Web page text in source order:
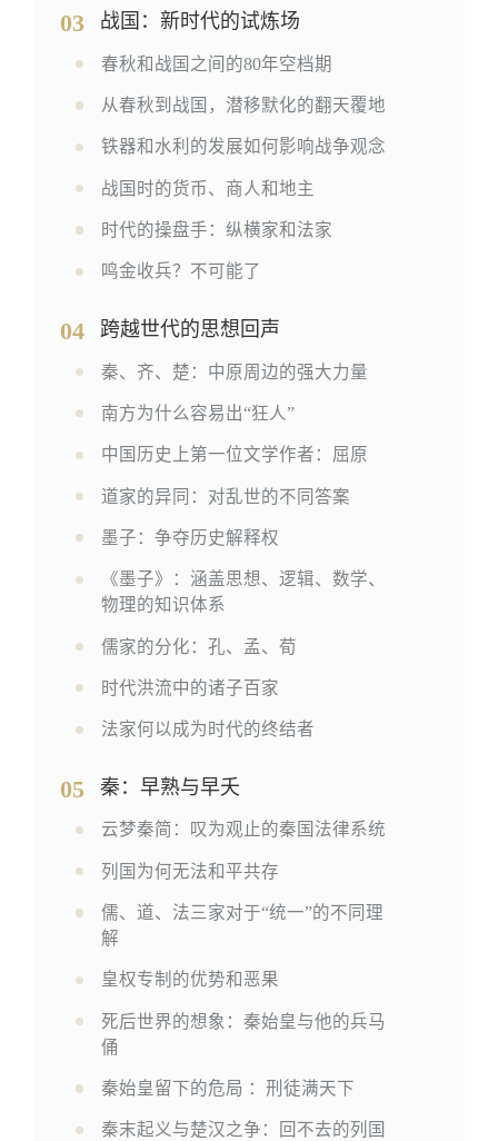
03 战国：新时代的试炼场
春秋和战国之间的80年空档期
从春秋到战国，潜移默化的翻天覆地
铁器和水利的发展如何影响战争观念
战国时的货币、商人和地主
时代的操盘手：纵横家和法家
鸣金收兵？不可能了
04 跨越世代的思想回声
秦、齐、楚：中原周边的强大力量
南方为什么容易出“狂人”
中国历史上第一位文学作者：屈原
道家的异同：对乱世的不同答案
墨子：争夺历史解释权
《墨子》：涵盖思想、逻辑、数学、
物理的知识体系
儒家的分化：孔、孟、荀
时代洪流中的诸子百家
法家何以成为时代的终结者
05 秦：早熟与早夭
云梦秦简：叹为观止的秦国法律系统
列国为何无法和平共存
儒、道、法三家对于“统一”的不同理
解
皇权专制的优势和恶果
死后世界的想象：秦始皇与他的兵马
俑
秦始皇留下的危局 ：刑徒满天下
秦末起义与楚汉之争：回不去的列国